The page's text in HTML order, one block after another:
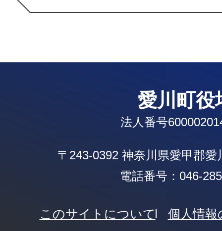
愛川町役
法人番号
〒243-0392 神奈川県愛甲郡愛
電話番号：046-
このサイトについて
個人情